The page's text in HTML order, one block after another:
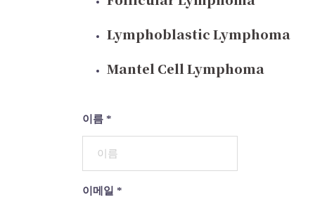
Lymphoblastic Lymphoma
Mantel Cell Lymphoma
이름 *
이메일 *